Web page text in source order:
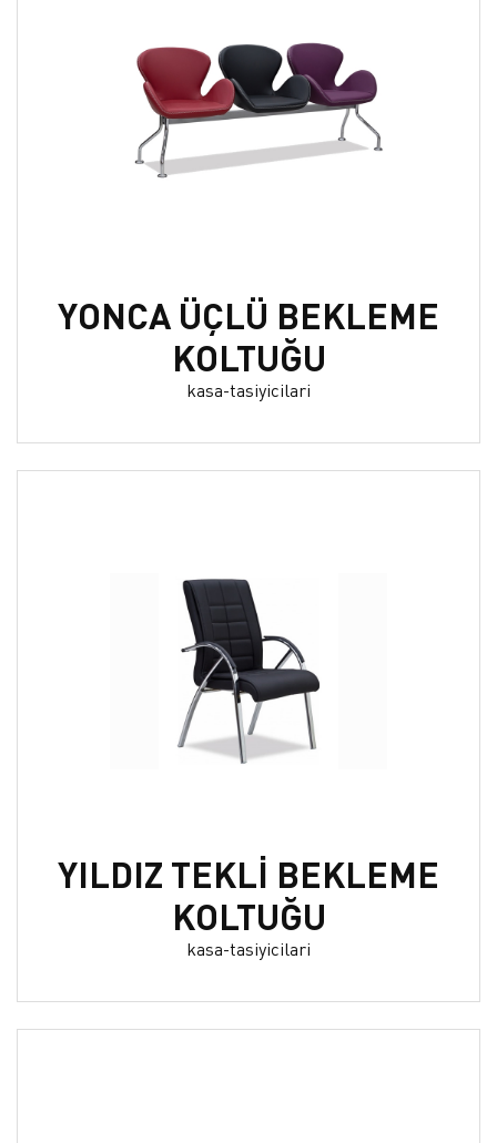
YONCA ÜÇLÜ BEKLEME
KOLTUĞU
kasa-tasiyicilari
YILDIZ TEKLİ BEKLEME
KOLTUĞU
kasa-tasiyicilari